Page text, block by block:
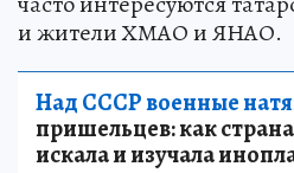
и жители ХМАО и ЯНАО.
Над СССР военные
пришельцев: как
искала и изучала